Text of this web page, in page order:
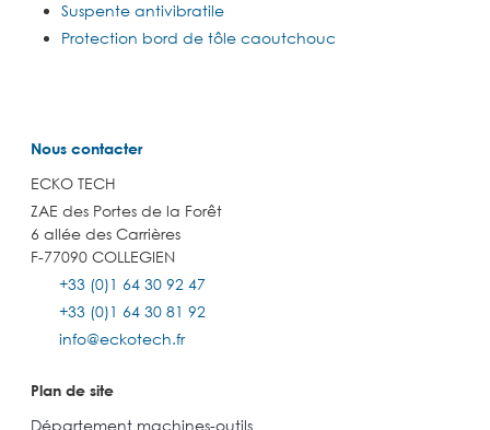
Suspente antivibratile
Protection bord de tôle caoutchouc
Nous contacter
ECKO TECH
ZAE des Portes de la Forêt
6 allée des Carrières
F-77090 COLLEGIEN
+33 (0)1 64 30 92 47
+33 (0)1 64 30 81 92
info@eckotech.fr
Plan de site
Département machines-outils